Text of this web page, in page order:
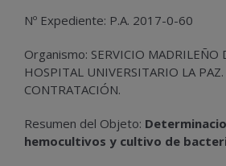
Nº Expediente: P.A. 2017-0-60
Organismo: SERVICIO MADRILEÑO
HOSPITAL UNIVERSITARIO LA
CONTRATACIÓN.
Resumen del Objeto:
hemocultivos y cultivo de